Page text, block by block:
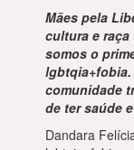
Mães pela
cultura e
somos o
lgbtqia+fobia.
comunidade
de ter saúde
Dandara